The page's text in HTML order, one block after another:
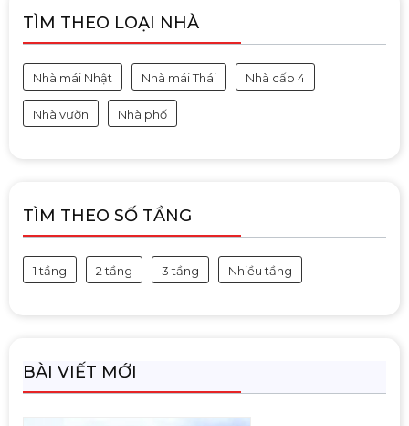
TÌM THEO LOẠI NHÀ
Nhà mái Nhật Nhà mái Thái Nhà cấp 4
Nhà vườn Nhà phố
TÌM THEO SỐ TẦNG
1 tầng 2 tầng 3 tầng Nhiều tầng
BÀI VIẾT MỚI